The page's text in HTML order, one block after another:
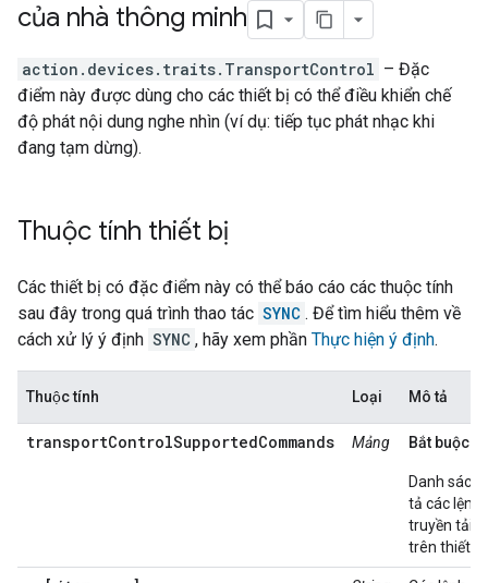
của nhà thông minh
action.devices.traits.TransportControl – Đặc
điểm này được dùng cho các thiết bị có thể điều khiển chế
độ phát nội dung nghe nhìn (ví dụ: tiếp tục phát nhạc khi
đang tạm dừng).
Thuộc tính thiết bị
Các thiết bị có đặc điểm này có thể báo cáo các thuộc tính
sau đây trong quá trình thao tác SYNC . Để tìm hiểu thêm về
cách xử lý ý định SYNC , hãy xem phần Thực hiện ý định.
Thuộc tính Loại Mô tả
transportControlSupportedCommands Mảng Bắt buộc.
Danh sách
tả các lệnh
truyền tải
trên thiết bị